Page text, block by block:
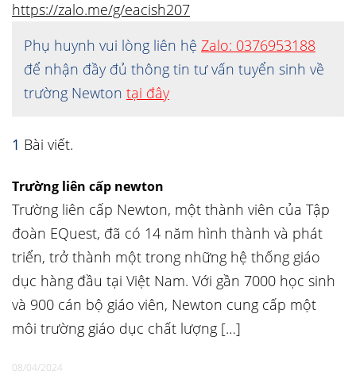
https://zalo.me/g/eacish207
Phụ huynh vui lòng liên hệ Zalo: 0376953188
để nhận đầy đủ thông tin tư vấn tuyển sinh về
trường Newton tại đây
1 Bài viết.
Trường liên cấp newton
Trường liên cấp Newton, một thành viên của Tập
đoàn EQuest, đã có 14 năm hình thành và phát
triển, trở thành một trong những hệ thống giáo
dục hàng đầu tại Việt Nam. Với gần 7000 học sinh
và 900 cán bộ giáo viên, Newton cung cấp một
môi trường giáo dục chất lượng […]
08/04/2024